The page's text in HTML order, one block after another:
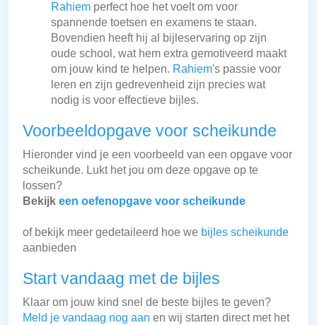
Rahiem perfect hoe het voelt om voor
spannende toetsen en examens te staan.
Bovendien heeft hij al bijleservaring op zijn
oude school, wat hem extra gemotiveerd maakt
om jouw kind te helpen. Rahiem's passie voor
leren en zijn gedrevenheid zijn precies wat
nodig is voor effectieve bijles.
Voorbeeldopgave voor scheikunde
Hieronder vind je een voorbeeld van een opgave voor
scheikunde. Lukt het jou om deze opgave op te
lossen?
Bekijk een oefenopgave voor scheikunde
of bekijk meer gedetaileerd hoe we bijles scheikunde
aanbieden
Start vandaag met de bijles
Klaar om jouw kind snel de beste bijles te geven?
Meld je vandaag nog aan en wij starten direct met het